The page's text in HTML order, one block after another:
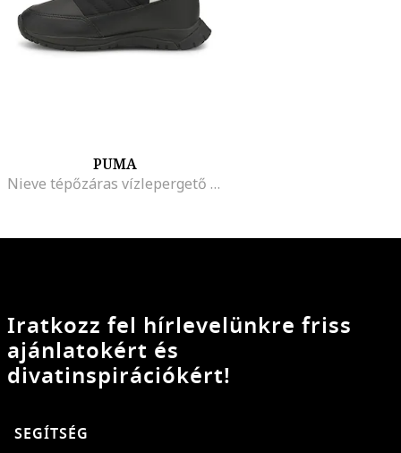
PUMA
Nieve tépőzáras vízlepergető csizma, Fehér/Fekete
Iratkozz fel hírlevelünkre friss
ajánlatokért és
divatinspirációkért!
SEGÍTSÉG